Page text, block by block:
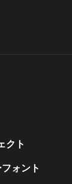
クト
ォント